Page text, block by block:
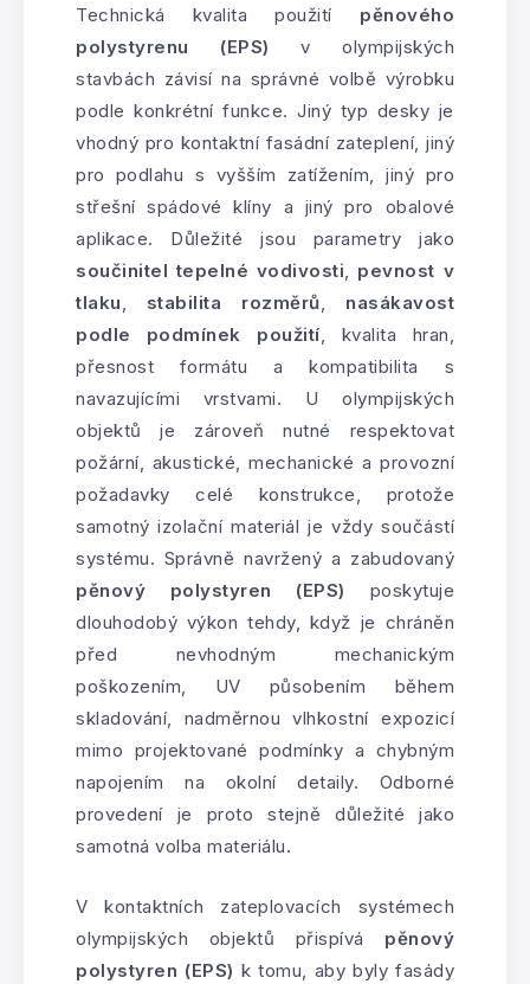
Technická kvalita použití pěnového
polystyrenu (EPS) v olympijských
stavbách závisí na správné volbě výrobku
podle konkrétní funkce. Jiný typ desky je
vhodný pro kontaktní fasádní zateplení, jiný
pro podlahu s vyšším zatížením, jiný pro
střešní spádové klíny a jiný pro obalové
aplikace. Důležité jsou parametry jako
součinitel tepelné vodivosti, pevnost v
tlaku, stabilita rozměrů, nasákavost
podle podmínek použití, kvalita hran,
přesnost formátu a kompatibilita s
navazujícími vrstvami. U olympijských
objektů je zároveň nutné respektovat
požární, akustické, mechanické a provozní
požadavky celé konstrukce, protože
samotný izolační materiál je vždy součástí
systému. Správně navržený a zabudovaný
pěnový polystyren (EPS) poskytuje
dlouhodobý výkon tehdy, když je chráněn
před nevhodným mechanickým
poškozením, UV působením během
skladování, nadměrnou vlhkostní expozicí
mimo projektované podmínky a chybným
napojením na okolní detaily. Odborné
provedení je proto stejně důležité jako
samotná volba materiálu.
V kontaktních zateplovacích systémech
olympijských objektů přispívá pěnový
polystyren (EPS) k tomu, aby byly fasády